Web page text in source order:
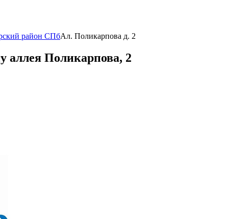
район СПбАл. Поликарпова д. 2
аллея Поликарпова, 2